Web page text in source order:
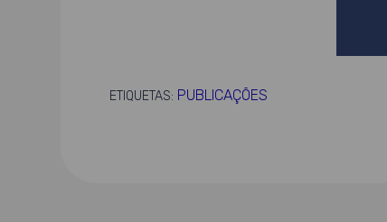
ETIQUETAS: PUBLICAÇÕES